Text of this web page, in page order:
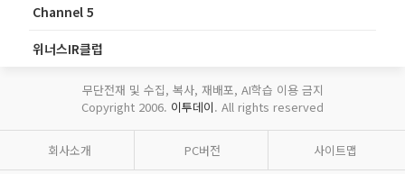
Channel 5
위너스IR클럽
무단전재 및 수집, 복사, 재배포, AI학습 이용 금지
Copyright 2006. 이투데이. All rights reserved
회사소개 PC버전 사이트맵